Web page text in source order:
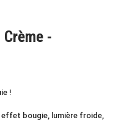
-
!
effet bougie, lumière froide,